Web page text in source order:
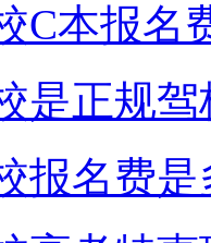
C本报名
是正规驾
报名费是